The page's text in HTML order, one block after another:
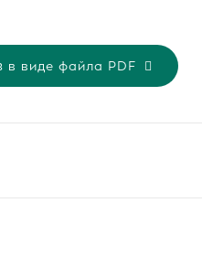
в виде файла PDF